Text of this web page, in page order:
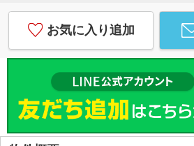
お気に入り追加